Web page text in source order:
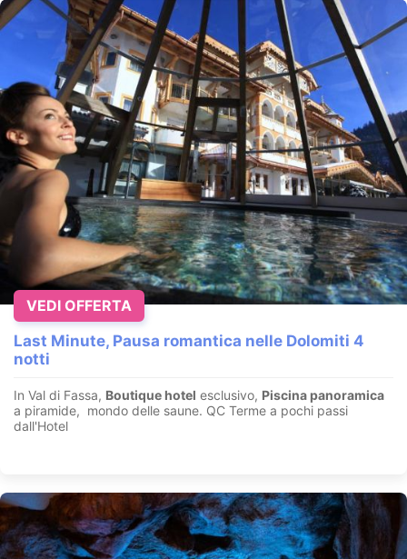
Last Minute, Pausa romantica nelle Dolomiti 4
notti
In Val di Fassa, Boutique hotel esclusivo, Piscina panoramica
a piramide, mondo delle saune. QC Terme a pochi passi
dall'Hotel
VEDI OFFERTA